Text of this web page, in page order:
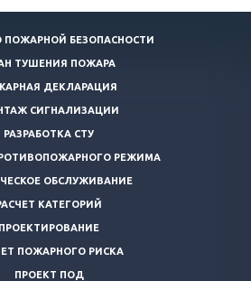
ПОЖАРНОЙ БЕЗОПАСНОСТИ
ТУШЕНИЯ ПОЖАРА
ДЕКЛАРАЦИЯ
СИГНАЛИЗАЦИИ
РАЗРАБОТКА СТУ
РЕЖИМА
ОБСЛУЖИВАНИЕ
КАТЕГОРИЙ
ПРОЕКТИРОВАНИЕ
ПОЖАРНОГО РИСКА
ПРОЕКТ ПОД